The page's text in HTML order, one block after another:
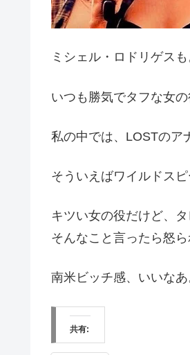
ミシェル・ロドリゲスも
いつも勝気でタフな女
私の中では、LOSTのア
そういえばワイルドス
キツい女の役だけど、タ
そんなこと言ったら怒ら
南米ビッチ感、いいなあ
共有: